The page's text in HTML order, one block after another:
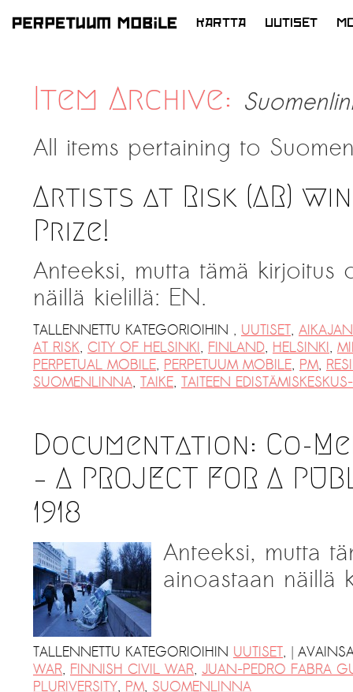
SIIRRY
KARTTA UUTISET
Item Archive:
All items pertaining to
Artists at Risk (AR)
Prize!
Anteeksi, mutta tämä kirjoitus
näillä kielillä: EN.
TALLENNETTU KATEGORIOIHIN , UUTISET,
AT RISK, CITY OF HELSINKI, FINLAND, HELSINKI,
PERPETUAL MOBILE, PERPETUUM MOBILE, PM,
SUOMENLINNA, TAIKE, TAITEEN
Documentation: Co-
– A PROJECT FOR A
1918
Anteeksi, mutta
ainoastaan näillä
TALLENNETTU KATEGORIOIHIN UUTISET, |
WAR, FINNISH CIVIL WAR, JUAN-PEDRO FABRA
PLURIVERSITY, PM, SUOMENLINNA